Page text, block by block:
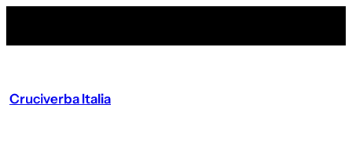
Cruciverba Italia